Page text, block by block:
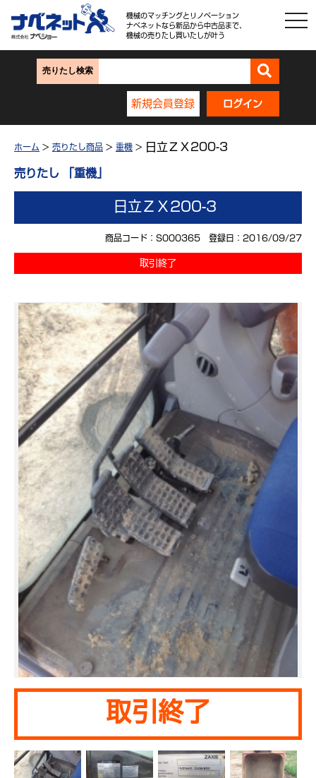
機械のマッチングとリノベーション
ナベネットなら新品から中古品まで、
機械の売りたし買いたしが叶う
売りたし検索
新規会員登録 ログイン
ホーム > 売りたし商品 > 重機 > 日立ＺＸ200-3
売りたし 「重機」
日立ＺＸ200-3
商品コード：S000365 登録日：2016/09/27
取引終了
取引終了